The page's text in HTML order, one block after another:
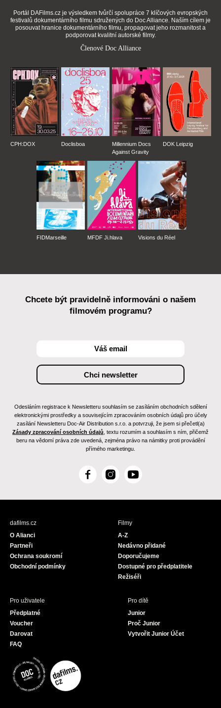
Portál DAFilms.cz je výsledkem tvůrčí spolupráce 7 klíčových evropských
festivalů dokumentárního filmu sdružených do Doc Alliance. Naším cílem je
posouvat hranice dokumentárního filmu, propagovat jeho rozmanitost a
podporovat kvalitní autorské filmy.
Členové Doc Alliance
CPH:DOX Doclisboa
Millennium Docs
Against Gravity
DOK Leipzig
FIDMarseille MFDF Ji.hlava Visions du Réel
Chcete být pravidelně informováni o našem
filmovém programu?
Odesláním registrace k Newsletteru souhlasím se zasíláním obchodních sdělení
elektronickými prostředky a souvisejícím zpracováním osobních údajů pro účely
zasílání Newsletteru Doc-Air Distribution s.r.o. a potvrzuji, že jsem si přečetl(a)
Zásady zpracování osobních údajů , textu rozumím a souhlasím s ním, přičemž
beru na vědomí práva zde uvedená, zejména právo na námitky proti provádění
přímého marketingu.
F
c
I
s
Y
u
dafilms.cz
O Alianci
Partneři
Ochrana soukromí
Obchodní podmínky
Filmy
A-Z
Nedávno přidané
Doporučujeme
Dostupné pro předplatitele
Režiséři
Pro uživatele
Předplatné
Voucher
Darovat
FAQ
Pro dítě
Junior
Proč Junior
Vytvořit Junior Účet